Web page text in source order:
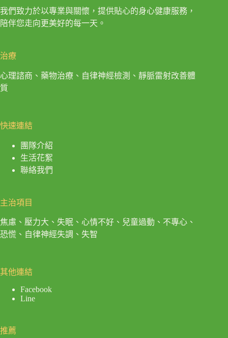
我們致力於以專業與關懷，提供貼心的身心健康服務，
陪伴您走向更美好的每一天。
治療
心理諮商、藥物治療、自律神經檢測、靜脈雷射改善體
質
快速連結
團隊介紹
生活花絮
聯絡我們
主治項目
焦慮、壓力大、失眠、心情不好、兒童過動、不專心、
恐慌、自律神經失調、失智
其他連結
Facebook
Line
推薦